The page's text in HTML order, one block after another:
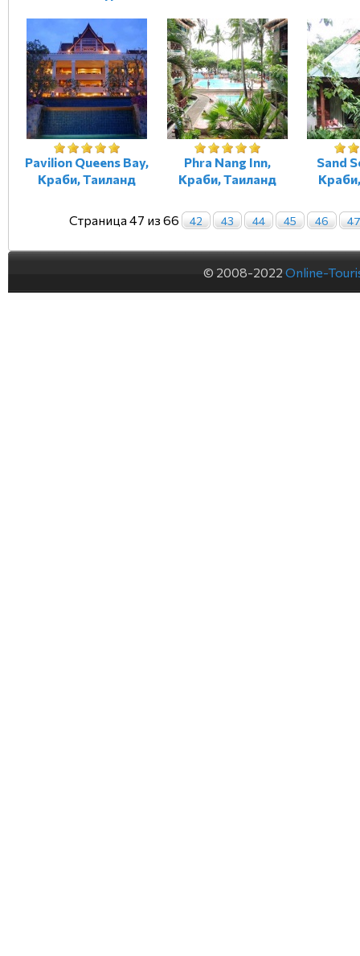
Pavilion Queens Bay,
Краби, Таиланд
Phra Nang Inn,
Краби, Таиланд
Sand
Страница 47 из 66 42 43 44 45 46 47
© 2008-2022 Online-